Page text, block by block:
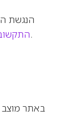
הנגשת
.
באתר מוצב